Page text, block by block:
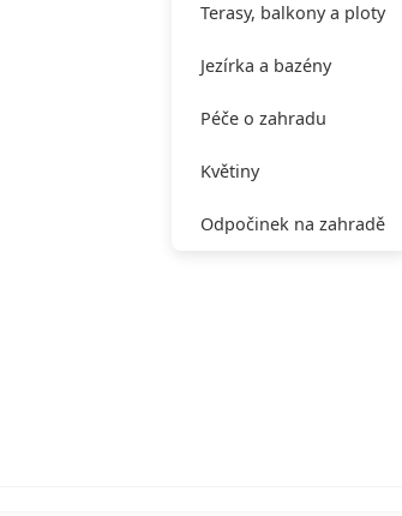
Terasy, balkony a ploty
Jezírka a bazény
Péče o zahradu
Květiny
Odpočinek na zahradě